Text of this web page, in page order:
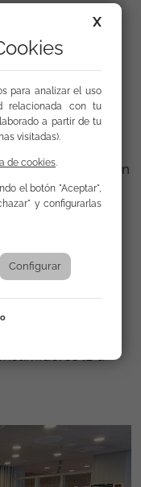
el seguimiento y
sobre los
la población
también sobre
gitana. La
capacidad de las
y pro-gitanas,
para
y la cooperación
2025 se lleva a
el
,
y elERRC
personas
(DG
X
para analizar el uso
relacionada con tu
a partir de tu
visitadas).
de cookies.
el botón "Aceptar",
y configurarlas
Configurar